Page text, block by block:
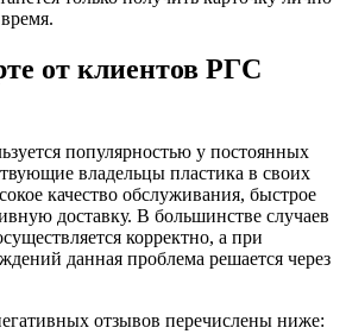
от клиентов РГС
популярностью у постоянных
владельцы пластика в своих
качество обслуживания, быстрое
доставку. В большинстве случаев
корректно, а при
данная проблема решается через
отзывов перечислены ниже: